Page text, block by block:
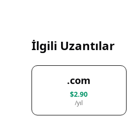
İlgili Uzantılar
.com
$2.90
/yıl